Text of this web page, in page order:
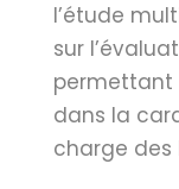
l’étude
sur
permettant
dans la
charge des